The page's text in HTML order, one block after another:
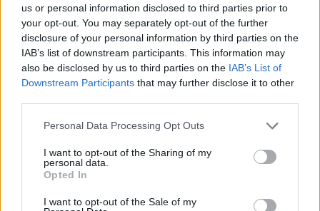
us or personal information disclosed to third parties prior to
your opt-out. You may separately opt-out of the further
disclosure of your personal information by third parties on the
IAB’s list of downstream participants. This information may
also be disclosed by us to third parties on the IAB’s List of
Downstream Participants that may further disclose it to other
Personal Data Processing Opt Outs
I want to opt-out of the Sharing of my
personal data.
Opted In
I want to opt-out of the Sale of my
soient connues de tous.
DOULUT, Alexandre, Les Juifs au camp de
Rivesaltes : internement et déportation (1941-
1942), Les Cahiers de Rivesaltes, Liénart, 2014,
230 p. ISBN : 978-2359061062
précédente
suivante